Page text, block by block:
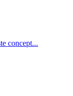
concept...